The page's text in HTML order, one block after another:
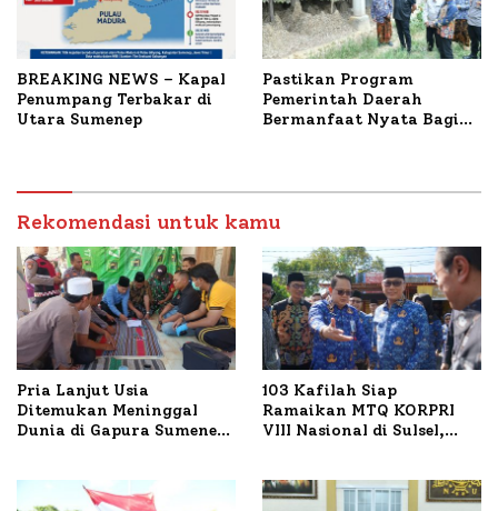
BREAKING NEWS – Kapal
Penumpang Terbakar di
Utara Sumenep
Pastikan Program
Pemerintah Daerah
Bermanfaat Nyata Bagi
Petelur di Desa Bataal
Timur
Rekomendasi untuk kamu
Pria Lanjut Usia
Ditemukan Meninggal
Dunia di Gapura Sumenep,
103 Kafilah Siap
Ramaikan MTQ KORPRI
VIII Nasional di Sulsel,